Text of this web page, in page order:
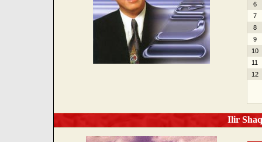
6
7
8
9
10
11
12
Ilir